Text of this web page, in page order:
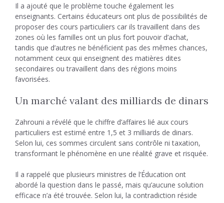
Il a ajouté que le problème touche également les
enseignants. Certains éducateurs ont plus de possibilités de
proposer des cours particuliers car ils travaillent dans des
zones où les familles ont un plus fort pouvoir d’achat,
tandis que d’autres ne bénéficient pas des mêmes chances,
notamment ceux qui enseignent des matières dites
secondaires ou travaillent dans des régions moins
favorisées.
Un marché valant des milliards de dinars
Zahrouni a révélé que le chiffre d’affaires lié aux cours
particuliers est estimé entre 1,5 et 3 milliards de dinars.
Selon lui, ces sommes circulent sans contrôle ni taxation,
transformant le phénomène en une réalité grave et risquée.
Il a rappelé que plusieurs ministres de l’Éducation ont
abordé la question dans le passé, mais qu’aucune solution
efficace n’a été trouvée. Selon lui, la contradiction réside